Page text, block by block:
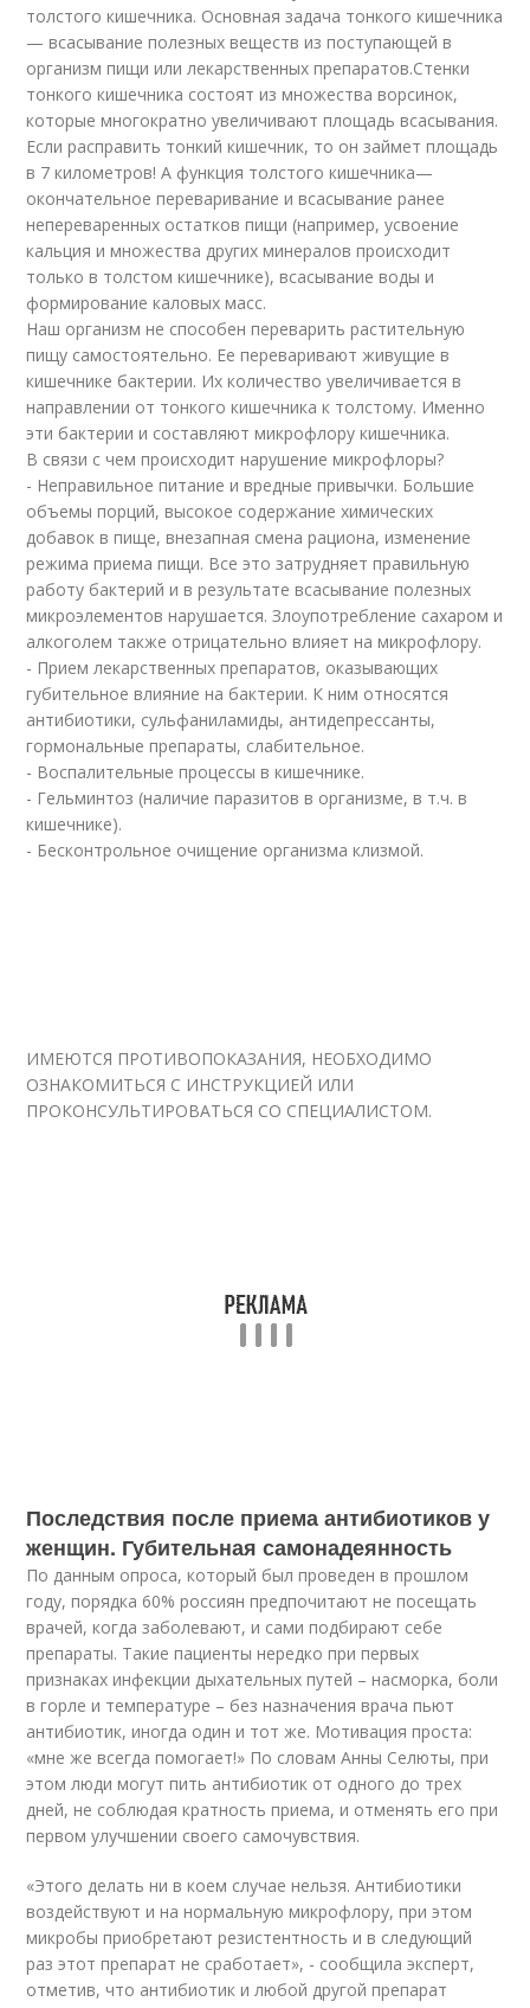
толстого кишечника. Основная задача тонкого кишечника
— всасывание полезных веществ из поступающей в
организм пищи или лекарственных препаратов.Стенки
тонкого кишечника состоят из множества ворсинок,
которые многократно увеличивают площадь всасывания.
Если расправить тонкий кишечник, то он займет площадь
в 7 километров! А функция толстого кишечника—
окончательное переваривание и всасывание ранее
непереваренных остатков пищи (например, усвоение
кальция и множества других минералов происходит
только в толстом кишечнике), всасывание воды и
формирование каловых масс.
Наш организм не способен переварить растительную
пищу самостоятельно. Ее переваривают живущие в
кишечнике бактерии. Их количество увеличивается в
направлении от тонкого кишечника к толстому. Именно
эти бактерии и составляют микрофлору кишечника.
В связи с чем происходит нарушение микрофлоры?
- Неправильное питание и вредные привычки. Большие
объемы порций, высокое содержание химических
добавок в пище, внезапная смена рациона, изменение
режима приема пищи. Все это затрудняет правильную
работу бактерий и в результате всасывание полезных
микроэлементов нарушается. Злоупотребление сахаром и
алкоголем также отрицательно влияет на микрофлору.
- Прием лекарственных препаратов, оказывающих
губительное влияние на бактерии. К ним относятся
антибиотики, сульфаниламиды, антидепрессанты,
гормональные препараты, слабительное.
- Воспалительные процессы в кишечнике.
- Гельминтоз (наличие паразитов в организме, в т.ч. в
кишечнике).
- Бесконтрольное очищение организма клизмой.
ИМЕЮТСЯ ПРОТИВОПОКАЗАНИЯ, НЕОБХОДИМО
ОЗНАКОМИТЬСЯ С ИНСТРУКЦИЕЙ ИЛИ
ПРОКОНСУЛЬТИРОВАТЬСЯ СО СПЕЦИАЛИСТОМ.
Последствия после приема антибиотиков у
женщин. Губительная самонадеянность
По данным опроса, который был проведен в прошлом
году, порядка 60% россиян предпочитают не посещать
врачей, когда заболевают, и сами подбирают себе
препараты. Такие пациенты нередко при первых
признаках инфекции дыхательных путей – насморка, боли
в горле и температуре – без назначения врача пьют
антибиотик, иногда один и тот же. Мотивация проста:
«мне же всегда помогает!» По словам Анны Селюты, при
этом люди могут пить антибиотик от одного до трех
дней, не соблюдая кратность приема, и отменять его при
первом улучшении своего самочувствия.
«Этого делать ни в коем случае нельзя. Антибиотики
воздействуют и на нормальную микрофлору, при этом
микробы приобретают резистентность и в следующий
раз этот препарат не сработает», - сообщила эксперт,
отметив, что антибиотик и любой другой препарат